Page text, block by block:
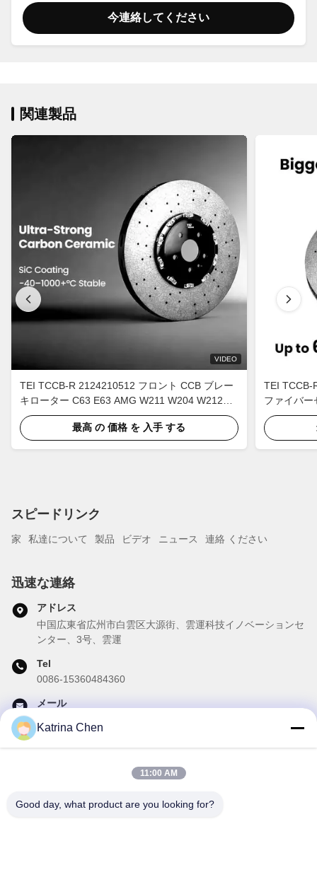
今連絡してください
関連製品
VIDEO
TEI TCCB-R 2124210512 フロント CCB ブレー
キローター C63 E63 AMG W211 W204 W212用
の炭素セラミックディスク
最高 の 価格 を 入手 する
TEI TCCB-
ファイバー
シェブロ
スピードリンク
家 私達について 製品 ビデオ ニュース 連絡 ください
迅速な連絡
アドレス
中国広東省広州市白雲区大源街、雲運科技イノベーションセ
ンター、3号、雲運
Tel
0086-15360484360
メール
brake02@teibrakes.com
ニュースレターへの購読は,割引などで可能です.
Katrina Chen
11:00 AM
Good day, what product are you looking for?